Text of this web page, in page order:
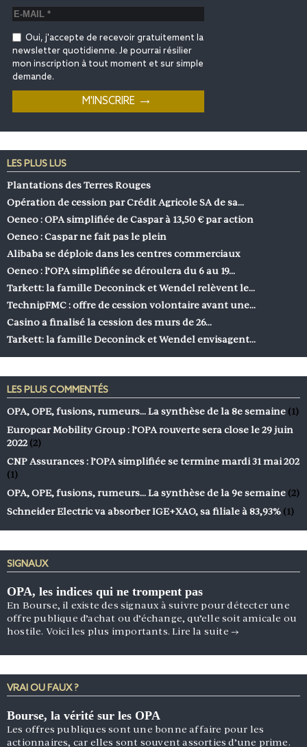
Oui, j'accepte de recevoir gratuitement la
newsletter quotidienne. Je pourrai résilier
mon inscription à tout moment et sur simple
demande.
LES PLUS LUS
Plantations des Terres Rouges
Opération de cession par Crédit Agricole SA de sa…
Oeneo : OPA simplifiée de Caspar à 13,50 € par action
Oeneo : Caspar ne fait pas le plein
Alibaba se déploie dans les centres commerciaux
Oeneo : l’OPA simplifiée se déroulera du 6 au 19…
Tarkett: la famille Deconinck et Wendel relèvent le…
TechnipFMC : offre de cession volontaire avant une…
Casino a finalisé la cession des murs de 26…
Tarkett: la famille Deconinck et Wendel envisagent…
LES PLUS COMMENTÉS
OPA, OPE, fusions, rumeurs… La synthèse de la 8e semaine (1)
Europcar Mobility Group : l’OPA rouverte sera close le 29 juin
2022 (2)
CNP Assurances : l’OPA simplifiée se termine mardi 31 mai 202
(1)
OPA, OPE, fusions, rumeurs… La synthèse de la 9e semaine (2)
Schneider Electric va absorber IGE+XAO, sa filiale à 83,93% (1)
SIGNAUX
OPA, les indices qui ne trompent pas
En Bourse, il existe des signaux à suivre pour détecter une
offre publique d’achat ou d’échange, qu’elle soit amicale ou
hostile. Voici les plus importants.Lire la suite →
VRAI OU FAUX ?
Bourse, la vérité sur les OPA
Les offres publiques sont une bonne affaire pour les
actionnaires, car elles sont souvent assorties d’une prime.